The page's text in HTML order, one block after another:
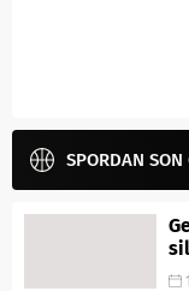
SPORDAN SON